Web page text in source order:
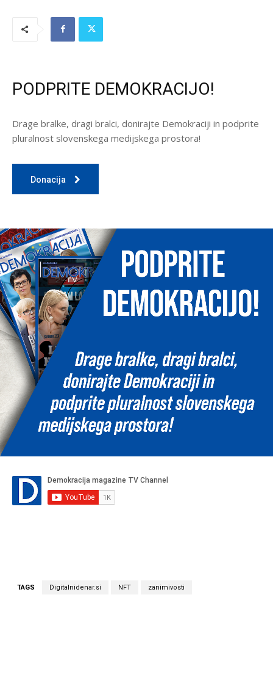
PODPRITE DEMOKRACIJO!
Drage bralke, dragi bralci, donirajte Demokraciji in podprite
pluralnost slovenskega medijskega prostora!
Donacija
TAGS Digitalnidenar.si NFT zanimivosti